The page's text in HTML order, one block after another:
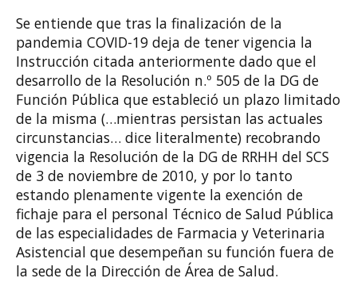
Se entiende que tras la finalización de la
pandemia COVID-19 deja de tener vigencia la
Instrucción citada anteriormente dado que el
desarrollo de la Resolución n.º 505 de la DG de
Función Pública que estableció un plazo limitado
de la misma (…mientras persistan las actuales
circunstancias… dice literalmente) recobrando
vigencia la Resolución de la DG de RRHH del SCS
de 3 de noviembre de 2010, y por lo tanto
estando plenamente vigente la exención de
fichaje para el personal Técnico de Salud Pública
de las especialidades de Farmacia y Veterinaria
Asistencial que desempeñan su función fuera de
la sede de la Dirección de Área de Salud.